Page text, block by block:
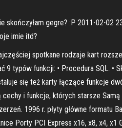
gegre? :P 2011-02-02
imie itd?
spotkane rodzaje kart
funkcji: • Procedura SQL. •
się też karty łączące funkcje
i funkcje, których starsze
1996 r. płyty główne formatu
Porty PCI Express x16, x8, x4, x1